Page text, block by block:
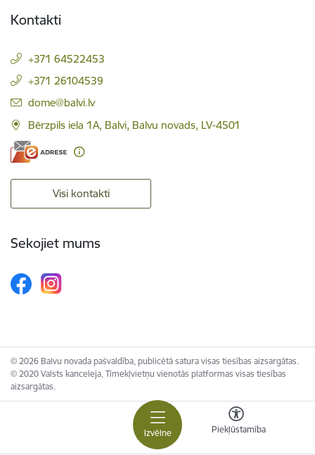
Izvēlne Piekļūstamība
Kontakti
+371 64522453
+371 26104539
E-pasts:
dome@balvi.lv
Bērzpils iela 1A, Balvi, Balvu novads, LV-4501
Visi kontakti
Sekojiet mums
© 2026 Balvu novada pašvaldība, publicētā satura visas tiesības aizsargātas.
© 2020 Valsts kanceleja, Tīmekļvietņu vienotās platformas visas tiesības
aizsargātas.